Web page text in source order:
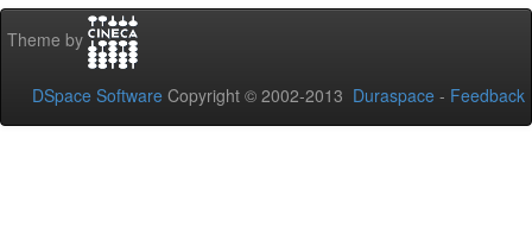
Theme by
DSpace Software Copyright © 2002-2013 Duraspace - Feedback